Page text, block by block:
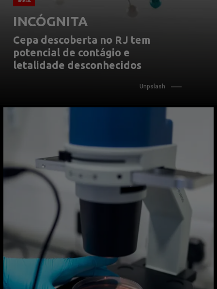
INCÓGNITA
Unpslash
Cepa descoberta no RJ tem
potencial de contágio e
letalidade desconhecidos